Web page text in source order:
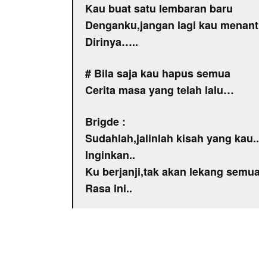
Kau buat satu lembaran baru
Denganku,jangan lagi kau
Dirinya…..
# Bila saja kau hapus semua
Cerita masa yang telah lalu…
Brigde :
Sudahlah,jalinlah kisah yang kau..
Inginkan..
Ku berjanji,tak akan lekang
Rasa ini..